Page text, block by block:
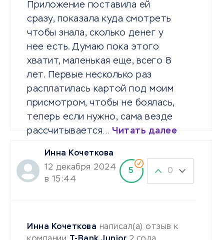
Приложение поставила ей
сразу, показала куда смотреть
чтобы знала, сколько денег у
нее есть. Думаю пока этого
хватит, маленькая еще, всего 8
лет. Первые несколько раз
расплатилась картой под моим
присмотром, чтобы не боялась,
теперь если нужно, сама везде
рассчитывается… Читать далее
Инна Кочеткова
12 декабря 2024
в 15:44
5 0
Инна Кочеткова написал(а) отзыв к